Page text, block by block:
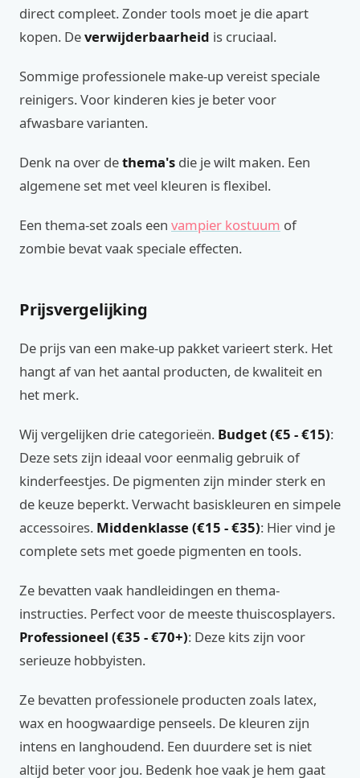
direct compleet. Zonder tools moet je die apart
kopen. Deverwijderbaarheid is cruciaal.
Sommige professionele make-up vereist speciale
reinigers. Voor kinderen kies je beter voor
afwasbare varianten.
Denk na over dethema's die je wilt maken. Een
algemene set met veel kleuren is flexibel.
Een thema-set zoals een vampier kostuum of
zombie bevat vaak speciale effecten.
Prijsvergelijking
De prijs van een make-up pakket varieert sterk. Het
hangt af van het aantal producten, de kwaliteit en
het merk.
Wij vergelijken drie categorieën. Budget (€5 - €15):
Deze sets zijn ideaal voor eenmalig gebruik of
kinderfeestjes. De pigmenten zijn minder sterk en
de keuze beperkt. Verwacht basiskleuren en simpele
accessoires. Middenklasse (€15 - €35): Hier vind je
complete sets met goede pigmenten en tools.
Ze bevatten vaak handleidingen en thema-
instructies. Perfect voor de meeste thuiscosplayers.
Professioneel (€35 - €70+): Deze kits zijn voor
serieuze hobbyisten.
Ze bevatten professionele producten zoals latex,
wax en hoogwaardige penseels. De kleuren zijn
intens en langhoudend. Een duurdere set is niet
altijd beter voor jou. Bedenk hoe vaak je hem gaat